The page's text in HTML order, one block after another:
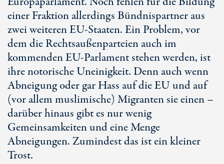
einer Fraktion allerdings Bündnispartner aus
zwei weiteren EU-Staaten. Ein Problem, vor
dem die Rechtsaußenparteien auch im
kommenden EU-Parlament stehen werden, ist
ihre notorische Uneinigkeit. Denn auch wenn
Abneigung oder gar Hass auf die EU und auf
(vor allem muslimische) Migranten sie einen –
darüber hinaus gibt es nur wenig
Gemeinsamkeiten und eine Menge
Abneigungen. Zumindest das ist ein kleiner
Trost.